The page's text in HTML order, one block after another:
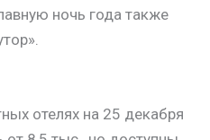
ночь года также
отелях на 25 декабря